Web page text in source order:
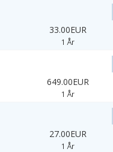
33.00EUR
1 År
649.00EUR
1 År
27.00EUR
1 År